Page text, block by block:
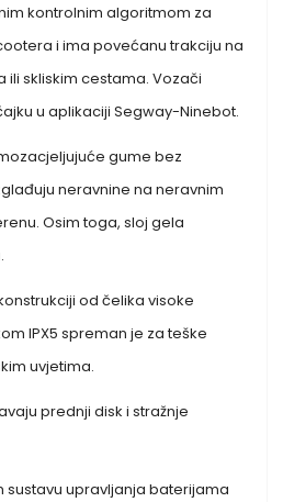
kontrolnim algoritmom za
i ima povećanu trakciju na
skliskim cestama. Vozači
u aplikaciji Segway-Ninebot.
gume bez
neravnine na neravnim
Osim toga, sloj gela
od čelika visoke
IPX5 spreman je za teške
uvjetima.
prednji disk i stražnje
sustavu upravljanja baterijama